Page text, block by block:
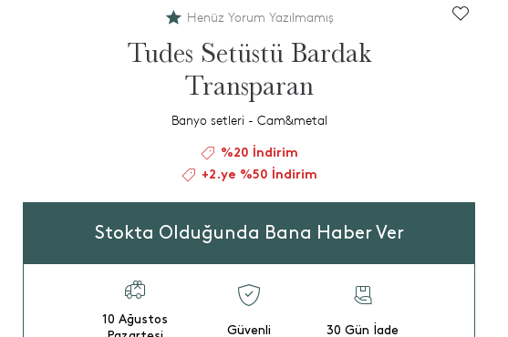
Henüz Yorum Yazılmamış
Tudes Setüstü Bardak
Transparan
Banyo setleri - Cam&metal
%20 İndirim
+2.ye %50 İndirim
Stokta Olduğunda Bana Haber Ver
10 Ağustos
Güvenli
30 Gün İade